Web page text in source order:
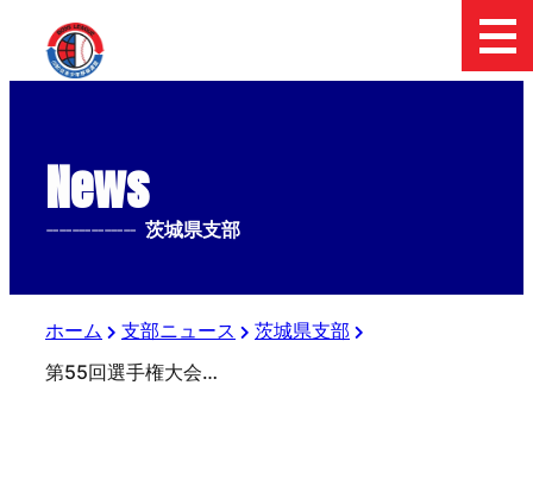
News
-------------- 茨城県支部
ホーム 支部ニュース
茨城県支部
第55回選手権大会茨城県支部予選(1回戦)